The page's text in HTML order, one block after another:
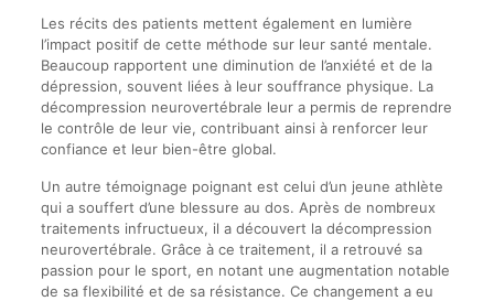
Les récits des patients mettent également en lumière
l’impact positif de cette méthode sur leur santé mentale.
Beaucoup rapportent une diminution de l’anxiété et de la
dépression, souvent liées à leur souffrance physique. La
décompression neurovertébrale leur a permis de reprendre
le contrôle de leur vie, contribuant ainsi à renforcer leur
confiance et leur bien-être global.
Un autre témoignage poignant est celui d’un jeune athlète
qui a souffert d’une blessure au dos. Après de nombreux
traitements infructueux, il a découvert la décompression
neurovertébrale. Grâce à ce traitement, il a retrouvé sa
passion pour le sport, en notant une augmentation notable
de sa flexibilité et de sa résistance. Ce changement a eu